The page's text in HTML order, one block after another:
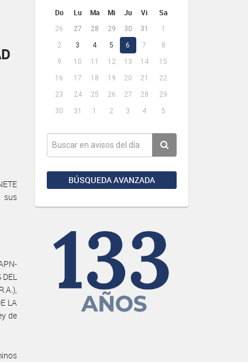
Do Lu Ma Mi Ju Vi Sa
26 27 28 29 30 31
1
2
3 4 5 6 7
8
9
10 11 12 13 14
15
16
17 18 19 20 21
22
23
24 25 26 27 28
29
30
31 1 2 3 4 5
BÚSQUEDA AVANZADA
sus
LA
de